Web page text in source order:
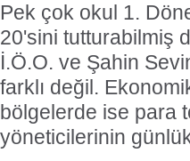
Pek çok okul 1.
20'sini tutturabilmiş
İ.Ö.O. ve Şahin
farklı değil.
bölgelerde ise para
yöneticilerinin